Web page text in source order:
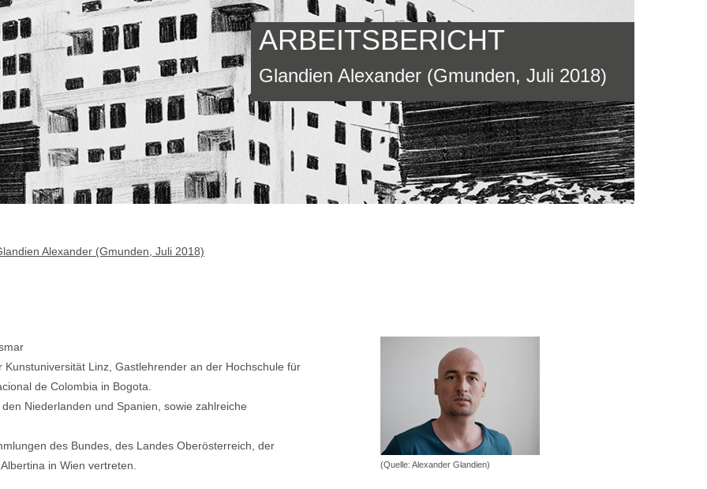
ARBEITSBERICHT
Glandien Alexander (Gmunden, Juli 2018)
Alexander (Gmunden, Juli 2018)
Linz, Gastlehrender an der Hochschule für
de Colombia in Bogota.
Niederlanden und Spanien, sowie zahlreiche
des Bundes, des Landes Oberösterreich, der
in Wien vertreten.
(Quelle: Alexander Glandien)